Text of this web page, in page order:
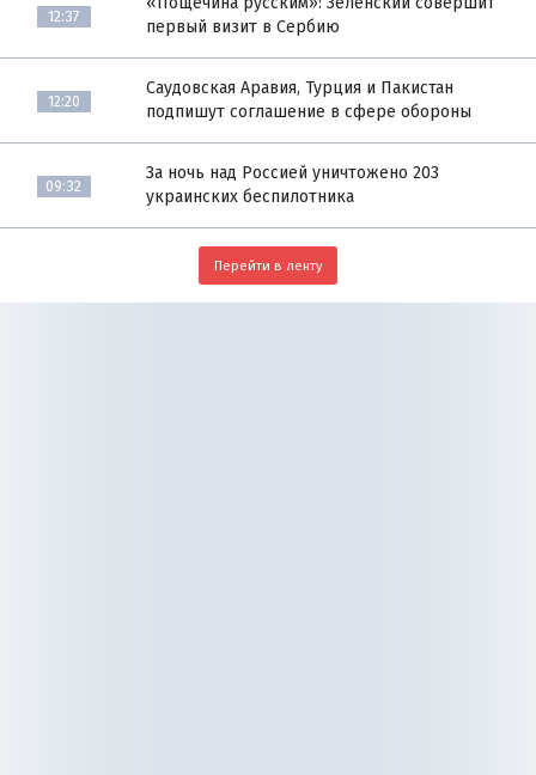
12:37
первый визит в Сербию
12:20
Саудовская Аравия, Турция и Пакистан
подпишут соглашение в сфере обороны
09:32
За ночь над Россией уничтожено 203
украинских беспилотника
Перейти в ленту